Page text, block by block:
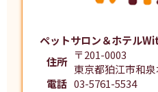
ペットサロン＆ホテル
住所 〒201-0003
東京都狛江市和
電話 03-5761-5534